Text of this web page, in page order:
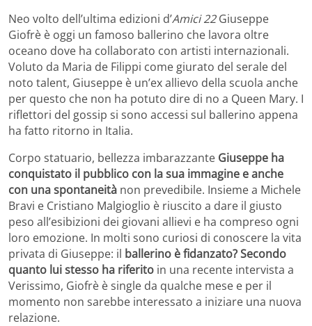
Neo volto dell’ultima edizioni d’Amici 22Giuseppe
Giofrè è oggi un famoso ballerino che lavora oltre
oceano dove ha collaborato con artisti internazionali.
Voluto da Maria de Filippi come giurato del serale del
noto talent, Giuseppe è un’ex allievo della scuola anche
per questo che non ha potuto dire di no a Queen Mary. I
riflettori del gossip si sono accessi sul ballerino appena
ha fatto ritorno in Italia.
Corpo statuario, bellezza imbarazzante Giuseppe ha
conquistato il pubblico con la sua immagine e anche
con una spontaneità non prevedibile. Insieme a Michele
Bravi e Cristiano Malgioglio è riuscito a dare il giusto
peso all’esibizioni dei giovani allievi e ha compreso ogni
loro emozione. In molti sono curiosi di conoscere la vita
privata di Giuseppe: il ballerino è fidanzato? Secondo
quanto lui stesso ha riferito in una recente intervista a
Verissimo, Giofrè è single da qualche mese e per il
momento non sarebbe interessato a iniziare una nuova
relazione.